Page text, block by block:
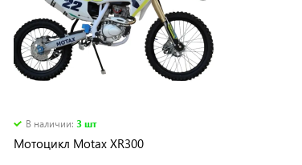
В наличии:3 шт
Мотоцикл Motax XR300